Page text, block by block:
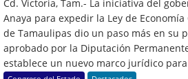
Cd. Victoria, Tam.- La iniciativa del
Anaya para expedir la Ley de
de Tamaulipas dio un paso más en su
aprobado por la Diputación
establece un nuevo marco jurídico